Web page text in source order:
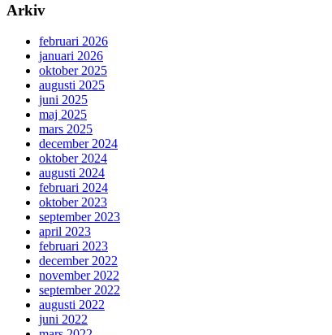
Arkiv
februari 2026
januari 2026
oktober 2025
augusti 2025
juni 2025
maj 2025
mars 2025
december 2024
oktober 2024
augusti 2024
februari 2024
oktober 2023
september 2023
april 2023
februari 2023
december 2022
november 2022
september 2022
augusti 2022
juni 2022